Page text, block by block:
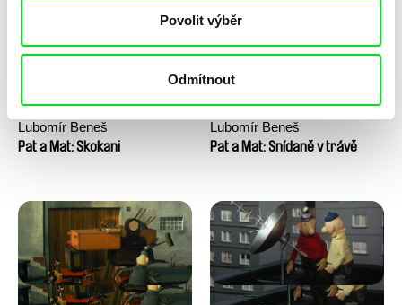
Povolit výběr
Odmítnout
Lubomír Beneš
Pat a Mat: Skokani
Lubomír Beneš
Pat a Mat: Snídaně v trávě